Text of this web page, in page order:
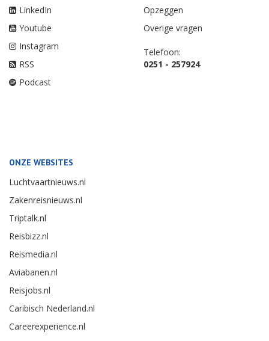
LinkedIn
Youtube
Instagram
RSS
Podcast
Opzeggen
Overige vragen
Telefoon:
0251 - 257924
ONZE WEBSITES
Luchtvaartnieuws.nl
Zakenreisnieuws.nl
Triptalk.nl
Reisbizz.nl
Reismedia.nl
Aviabanen.nl
Reisjobs.nl
Caribisch Nederland.nl
Careerexperience.nl